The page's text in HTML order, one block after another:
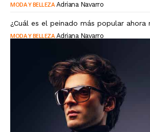
MODA Y BELLEZA Adriana Navarro
¿Cuál es el peinado más popular ahora
MODA Y BELLEZA Adriana Navarro